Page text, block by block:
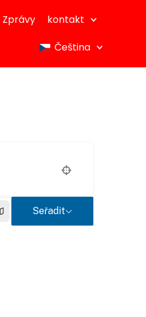
Zprávy
kontakt
Čeština
Seřadit